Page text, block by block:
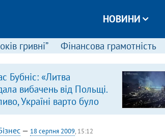
НОВИНИ
гривні” Фінансова грамотність
Бубніс: «Литва
вибачень від Польщі.
Україні варто було
так само»
— 18 серпня 2009, 15:12